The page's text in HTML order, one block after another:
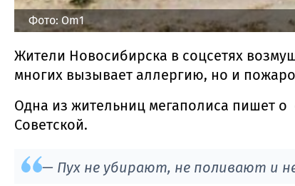
Фото: Om1
Жители Новосибирска в соцсетях
многих вызывает аллергию, но и
Одна из жительниц мегаполиса пишет
Советской.
— Пух не убирают, не поливают и